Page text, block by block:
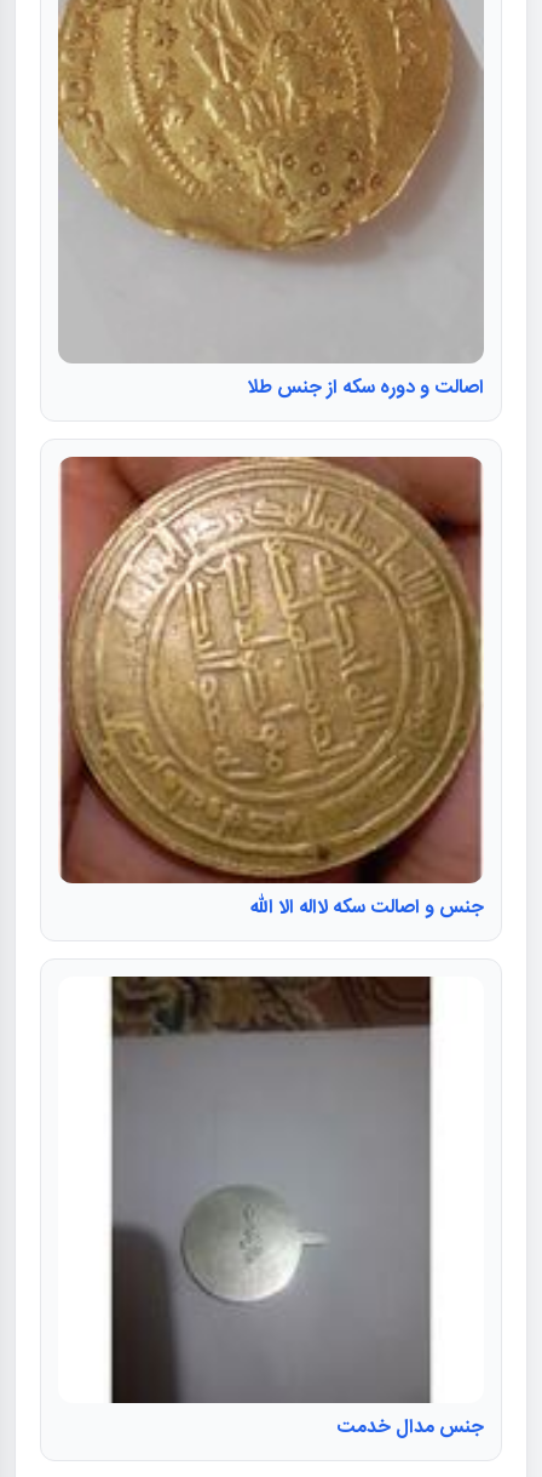
اصالت و دوره سکه از جنس طلا
جنس و اصالت سکه لااله الا الله
جنس مدال خدمت